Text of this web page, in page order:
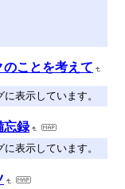
ことを考えて
表示しています。
忘録
表示しています。